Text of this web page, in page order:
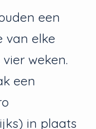
een
van elke
weken.
een
in plaats